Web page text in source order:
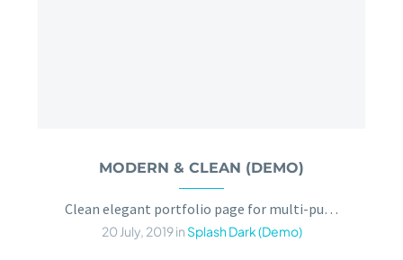
MODERN & CLEAN (DEMO)
Clean elegant portfolio page for multi-purpose
20 July, 2019in Splash Dark (Demo)